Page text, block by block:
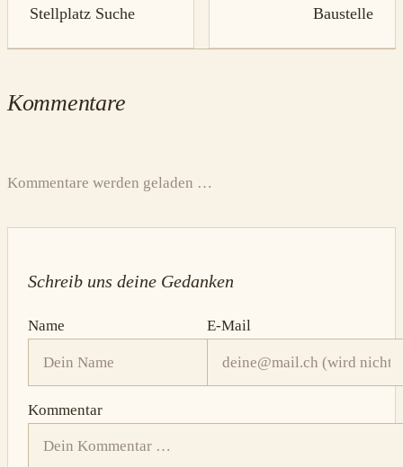
Stellplatz Suche
Baustelle
Kommentare
Kommentare werden geladen …
Schreib uns deine Gedanken
Name E-Mail
Kommentar